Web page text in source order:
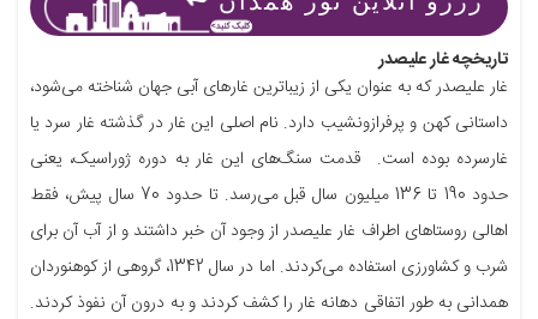
تاریخچه غار علیصدر
غار علیصدر که به عنوان یکی از زیباترین غارهای آبی جهان شناخته می‌شود،
داستانی کهن و پرفرازونشیب دارد. نام اصلی این غار در گذشته غار سرد یا
غارسرده بوده است. قدمت سنگ‌های این غار به دوره ژوراسیک، یعنی
حدود 190 تا 136 میلیون سال قبل می‌رسد. تا حدود 70 سال پیش، فقط
اهالی روستاهای اطراف غار علیصدر از وجود آن خبر داشتند و از آب آن برای
شرب و کشاورزی استفاده می‌کردند. اما در سال 1342، گروهی از کوهنوردان
همدانی به طور اتفاقی دهانه غار را کشف کردند و به درون آن نفوذ کردند.